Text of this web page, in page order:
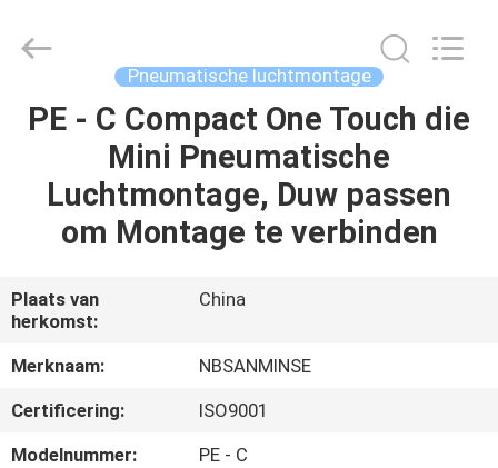
HUIS
PRODUCTEN
ONS
FABRIEKSREIS
KWALITEITSCONTROLE
Export
Co.,Ltd..
Reserved.
Pneumatische luchtmontage
PE - C Compact One Touch die
Mini Pneumatische
Luchtmontage, Duw passen
om Montage te verbinden
Plaats van
herkomst:
China
Merknaam:
NBSANMINSE
Certificering:
ISO9001
Modelnummer:
PE - C